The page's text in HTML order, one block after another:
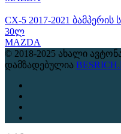
CX-5 2017-2021 ბამპერის
30ლ
MAZDA
© 2018-2025 ახალი
დამზადებულია